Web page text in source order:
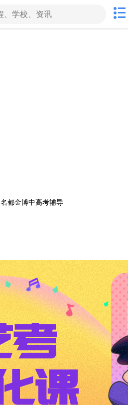
都金博中高考辅导